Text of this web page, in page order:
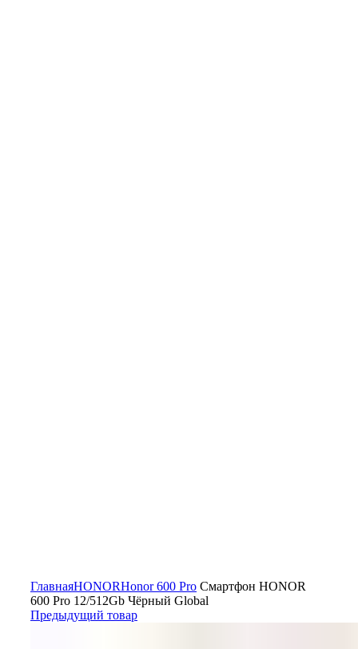
ГлавнаяHONORHonor 600 Pro Смартфон HONOR
600 Pro 12/512Gb Чёрный Global
Предыдущий товар